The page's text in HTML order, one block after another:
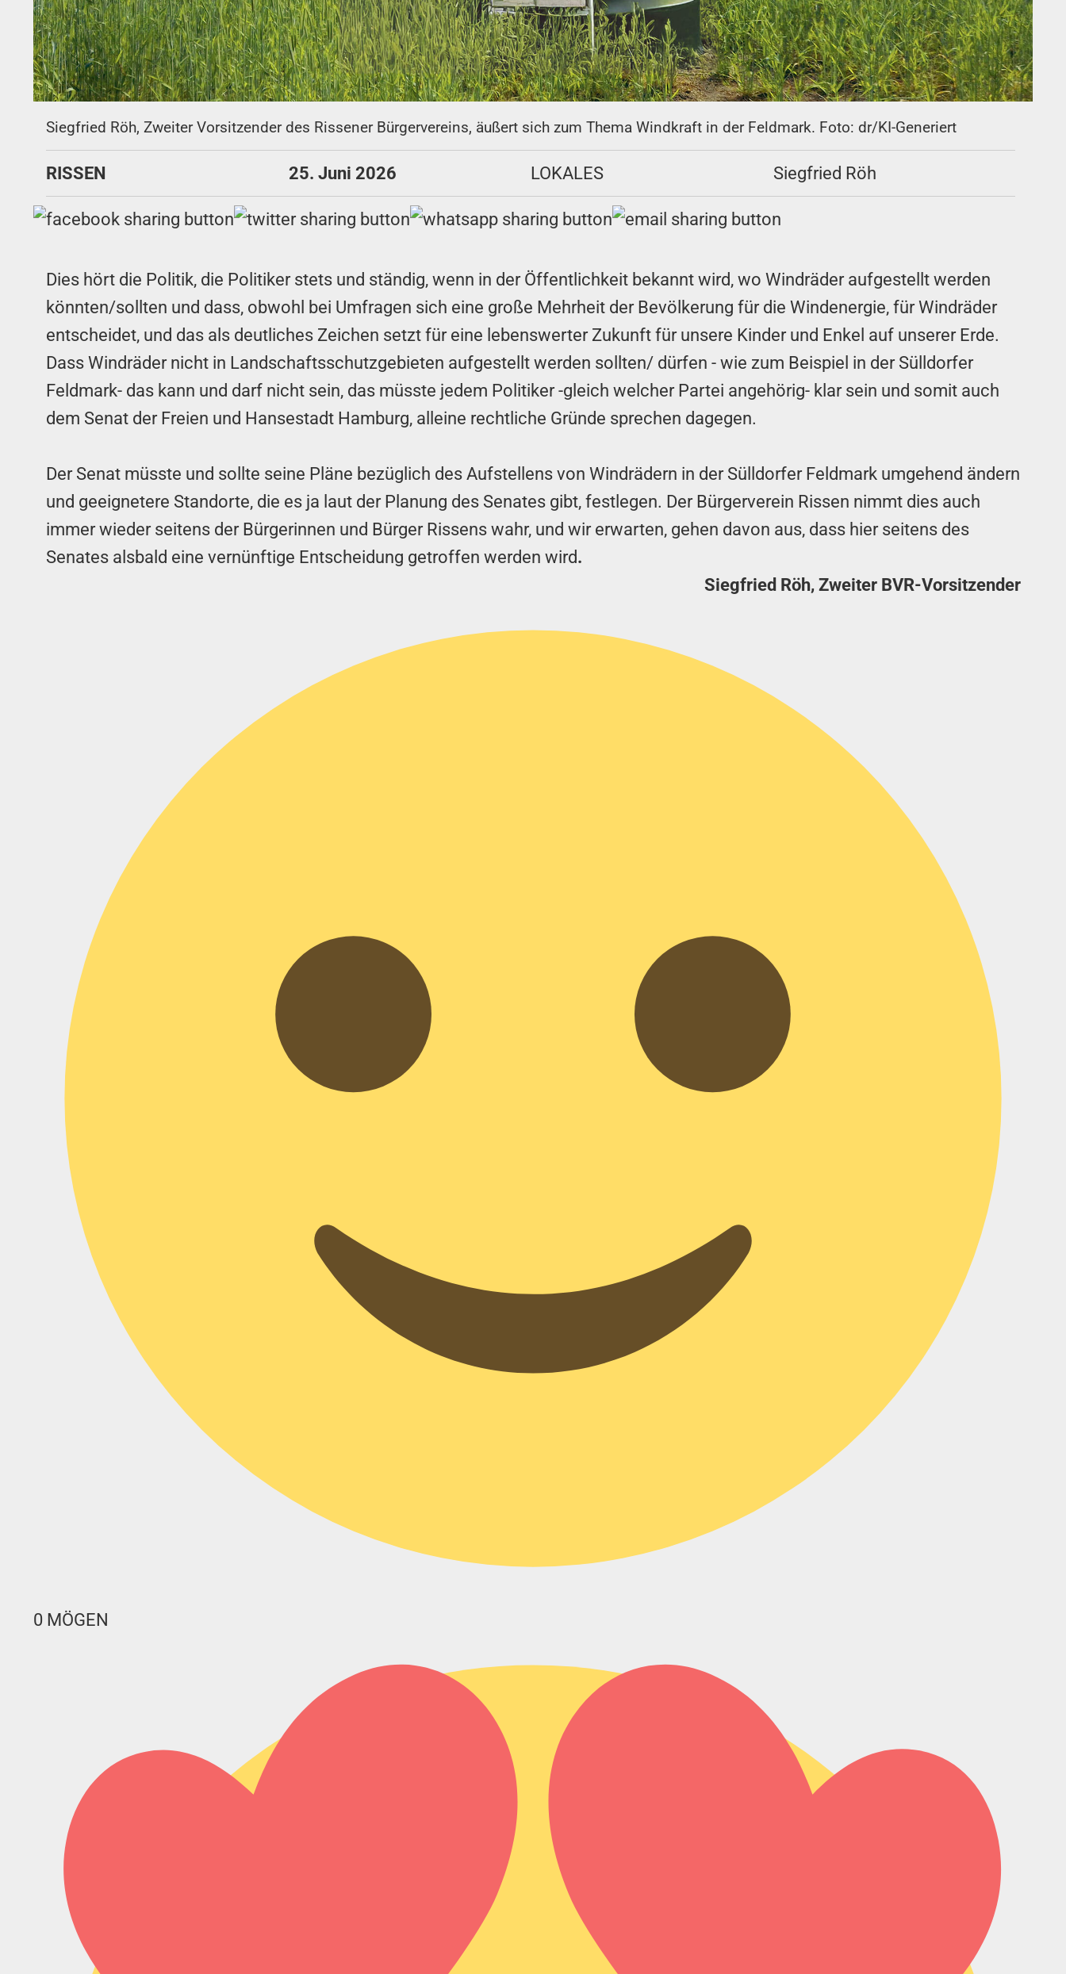
Siegfried Röh, Zweiter Vorsitzender des Rissener Bürgervereins, äußert sich zum Thema Windkraft in der Feldmark. Foto: dr/KI-Generiert
RISSEN 25. Juni 2026 LOKALES Siegfried Röh
Dies hört die Politik, die Politiker stets und ständig, wenn in der Öffentlichkeit bekannt wird, wo Windräder aufgestellt werden
könnten/sollten und dass, obwohl bei Umfragen sich eine große Mehrheit der Bevölkerung für die Windenergie, für Windräder
entscheidet, und das als deutliches Zeichen setzt für eine lebenswerter Zukunft für unsere Kinder und Enkel auf unserer Erde.
Dass Windräder nicht in Landschaftsschutzgebieten aufgestellt werden sollten/ dürfen - wie zum Beispiel in der Sülldorfer
Feldmark- das kann und darf nicht sein, das müsste jedem Politiker -gleich welcher Partei angehörig- klar sein und somit auch
dem Senat der Freien und Hansestadt Hamburg, alleine rechtliche Gründe sprechen dagegen.
Der Senat müsste und sollte seine Pläne bezüglich des Aufstellens von Windrädern in der Sülldorfer Feldmark umgehend ändern
und geeignetere Standorte, die es ja laut der Planung des Senates gibt, festlegen. Der Bürgerverein Rissen nimmt dies auch
immer wieder seitens der Bürgerinnen und Bürger Rissens wahr, und wir erwarten, gehen davon aus, dass hier seitens des
Senates alsbald eine vernünftige Entscheidung getroffen werden wird.
Siegfried Röh, Zweiter BVR-Vorsitzender
0 MÖGEN